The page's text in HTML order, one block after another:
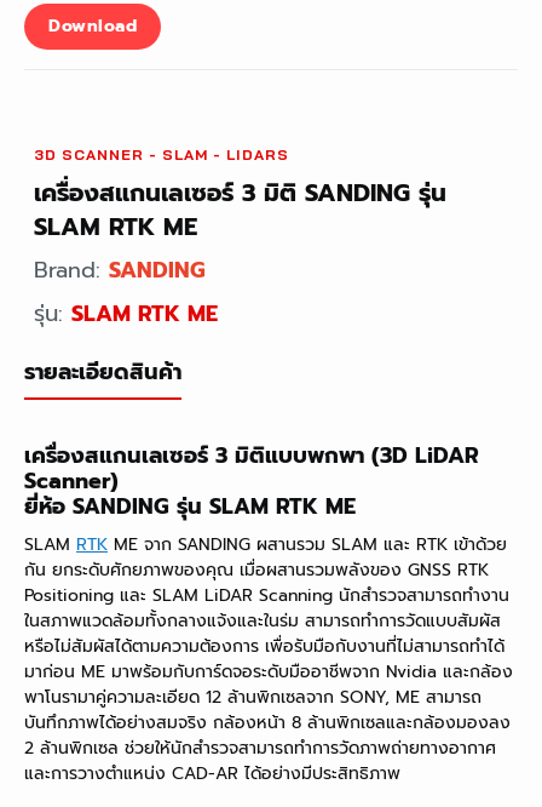
Download
3D SCANNER - SLAM - LIDARS
เครื่องสแกนเลเซอร์ 3 มิติ SANDING รุ่น
SLAM RTK ME
Brand: SANDING
รุ่น: SLAM RTK ME
รายละเอียดสินค้า
เครื่องสแกนเลเซอร์ 3 มิติแบบพกพา (3D LiDAR
Scanner)
ยี่ห้อ SANDING รุ่น SLAM RTK ME
SLAM RTK ME จาก SANDING ผสานรวม SLAM และ RTK เข้าด้วย
กัน ยกระดับศักยภาพของคุณ เมื่อผสานรวมพลังของ GNSS RTK
Positioning และ SLAM LiDAR Scanning นักสำรวจสามารถทำงาน
ในสภาพแวดล้อมทั้งกลางแจ้งและในร่ม สามารถทำการวัดแบบสัมผัส
หรือไม่สัมผัสได้ตามความต้องการ เพื่อรับมือกับงานที่ไม่สามารถทำได้
มาก่อน ME มาพร้อมกับการ์ดจอระดับมืออาชีพจาก Nvidia และกล้อง
พาโนรามาคู่ความละเอียด 12 ล้านพิกเซลจาก SONY, ME สามารถ
บันทึกภาพได้อย่างสมจริง กล้องหน้า 8 ล้านพิกเซลและกล้องมองลง
2 ล้านพิกเซล ช่วยให้นักสำรวจสามารถทำการวัดภาพถ่ายทางอากาศ
และการวางตำแหน่ง CAD-AR ได้อย่างมีประสิทธิภาพ